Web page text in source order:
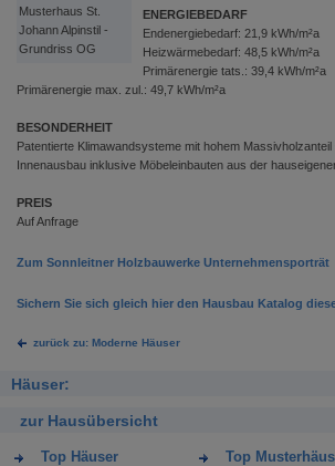
Musterhaus St.
Johann Alpinstil -
Grundriss OG
ENERGIEBEDARF
Endenergiebedarf: 21,9 kWh/m²a
Heizwärmebedarf: 48,5 kWh/m²a
Primärenergie tats.: 39,4 kWh/m²a
Primärenergie max. zul.: 49,7 kWh/m²a
BESONDERHEIT
Patentierte Klimawandsysteme mit hohem
Innenausbau inklusive Möbeleinbauten aus der
PREIS
Auf Anfrage
Zum Sonnleitner Holzbauwerke Unternehmensporträt
Sichern Sie sich gleich hier den Hausbau Katalog
zurück zu: Moderne Häuser
Häuser:
zur Hausübersicht
Top Häuser
Top